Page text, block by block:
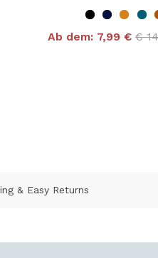
Ab dem: 7,99 € €
& Easy Returns